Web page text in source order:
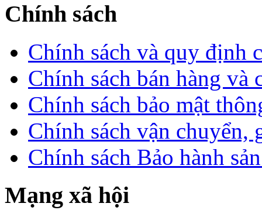
Chính sách
Chính sách và quy định
Chính sách bán hàng và
Chính sách bảo mật
Chính sách vận chuyển,
Chính sách Bảo hành
Mạng xã hội